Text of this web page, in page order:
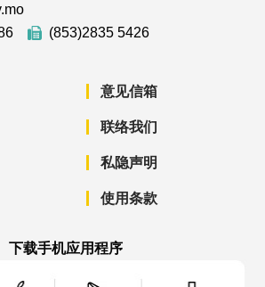
(853)2835 5426
意见信箱
联络我们
私隐声明
使用条款
下载手机应用程序